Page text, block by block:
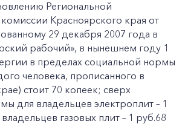
Региональной
Красноярского края от
29 декабря 2007 года в
рабочий», в нынешнем году 1
в пределах социальной нормы
человека, прописанного в
стоит 70 копеек; сверх
для владельцев электроплит – 1
газовых плит – 1 руб.68